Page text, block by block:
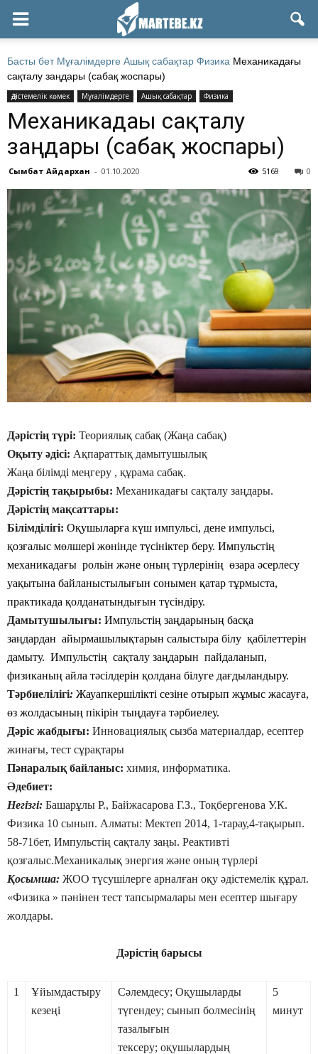
Басты бет Мұғалімдерге Ашық сабақтар Физика Механикадағы
сақталу заңдары (сабақ жоспары)
Әдістемелік көмек Мұғалімдерге Ашық сабақтар Физика
Механикадағы сақталу
заңдары (сабақ жоспары)
Сымбат Айдархан - 01.10.2020 0
5169
Дәрістің түрі: Теориялық сабақ (Жаңа сабақ)
Оқыту әдісі: Ақпараттық дамытушылық
Жаңа білімді меңгеру , құрама сабақ.
Дәрістің тақырыбы: Механикадағы сақталу заңдары.
Дәрістің мақсаттары:
Білімділігі: Оқушыларға күш импульсі, дене импульсі,
қозғалыс мөлшері жөнінде түсініктер беру. Импульстің
механикадағы рольін және оның түрлерінің өзара әсерлесу
уақытына байланыстылығын сонымен қатар тұрмыста,
практикада қолданатындығын түсіндіру.
Дамытушылығы: Импульстің заңдарының басқа
заңдардан айырмашылықтарын салыстыра білу қабілеттерін
дамыту. Импульстің сақталу заңдарын пайдаланып,
физиканың айла тәсілдерін қолдана білуге дағдыландыру.
Тәрбиелілігі: Жауапкершілікті сезіне отырып жұмыс жасауға,
өз жолдасының пікірін тыңдауға тәрбиелеу.
Дәріс жабдығы: Инновациялық сызба материалдар, есептер
жинағы, тест сұрақтары
Пәнаралық байланыс: химия, информатика.
Әдебиет:
Негізгі: Башарұлы Р., Байжасарова Г.З., Тоқбергенова У.К.
Физика 10 сынып. Алматы: Мектеп 2014, 1-тарау,4-тақырып.
58-71бет, Импульстің сақталу заңы. Реактивті
қозғалыс.Механикалық энергия және оның түрлері
Қосымша: ЖОО түсушілерге арналған оқу әдістемелік құрал.
«Физика » пәнінен тест тапсырмалары мен есептер шығару
жолдары.
Дәрістің барысы
1
Ұйымдастыру
кезеңі
Сәлемдесу; Оқушыларды
түгендеу; сынып болмесінің
тазалығын
тексеру; оқушылардың
5
минут